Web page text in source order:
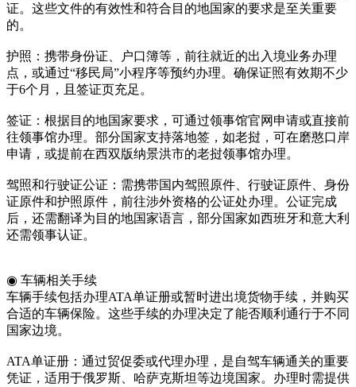
证。这些文件的有效性和符合目的地国家的要求是至关重要
的。
护照：携带身份证、户口簿等，前往就近的出入境业务办理
点，或通过“移民局”小程序等预约办理。确保证照有效期不少
于6个月，且签证页充足。
签证：根据目的地国家要求，可通过领事馆官网申请或直接前
往领事馆办理。部分国家支持落地签，如老挝，可在磨憨口岸
申请，或提前在西双版纳景洪市的老挝领事馆办理。
驾照和行驶证公证：需携带国内驾照原件、行驶证原件、身份
证原件和护照原件，前往涉外资格的公证处办理。公证完成
后，还需翻译为目的地国家语言，部分国家如西班牙和意大利
还需领事认证。
◉ 车辆相关手续
车辆手续包括办理ATA单证册或暂时进出境货物手续，并购买
合适的车辆保险。这些手续的办理决定了能否顺利通行于不同
国家边境。
ATA单证册：通过贸促委或代理办理，是自驾车辆通关的重要
凭证，适用于俄罗斯、哈萨克斯坦等边境国家。办理时需提供